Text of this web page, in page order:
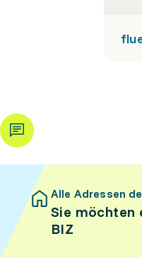
Alle Adressen
Sie möchten
BIZ